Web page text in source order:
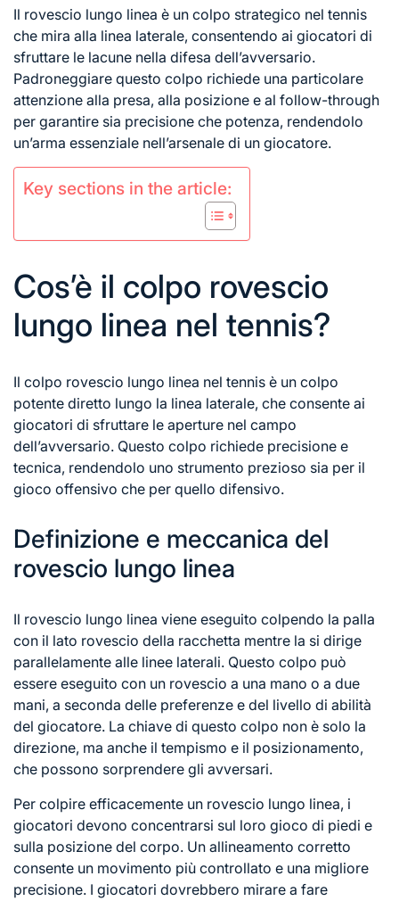
Il rovescio lungo linea è un colpo strategico nel tennis
che mira alla linea laterale, consentendo ai giocatori di
sfruttare le lacune nella difesa dell’avversario.
Padroneggiare questo colpo richiede una particolare
attenzione alla presa, alla posizione e al follow-through
per garantire sia precisione che potenza, rendendolo
un’arma essenziale nell’arsenale di un giocatore.
Key sections in the article:
Cos’è il colpo rovescio
lungo linea nel tennis?
Il colpo rovescio lungo linea nel tennis è un colpo
potente diretto lungo la linea laterale, che consente ai
giocatori di sfruttare le aperture nel campo
dell’avversario. Questo colpo richiede precisione e
tecnica, rendendolo uno strumento prezioso sia per il
gioco offensivo che per quello difensivo.
Definizione e meccanica del
rovescio lungo linea
Il rovescio lungo linea viene eseguito colpendo la palla
con il lato rovescio della racchetta mentre la si dirige
parallelamente alle linee laterali. Questo colpo può
essere eseguito con un rovescio a una mano o a due
mani, a seconda delle preferenze e del livello di abilità
del giocatore. La chiave di questo colpo non è solo la
direzione, ma anche il tempismo e il posizionamento,
che possono sorprendere gli avversari.
Per colpire efficacemente un rovescio lungo linea, i
giocatori devono concentrarsi sul loro gioco di piedi e
sulla posizione del corpo. Un allineamento corretto
consente un movimento più controllato e una migliore
precisione. I giocatori dovrebbero mirare a fare